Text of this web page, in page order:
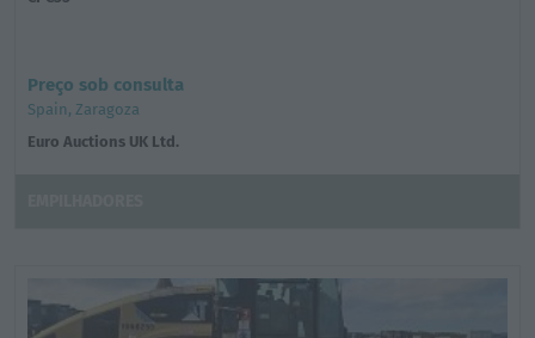
Preço sob consulta
Spain, Zaragoza
Euro Auctions UK Ltd.